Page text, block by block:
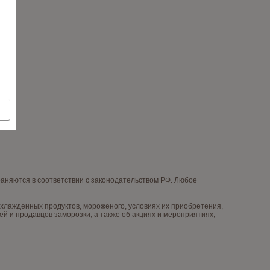
в соответствии с законодательством РФ. Любое
продуктов, мороженого, условиях их приобретения,
и продавцов заморозки, а также об акциях и мероприятиях,